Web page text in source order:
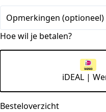
Opmerkingen (optioneel)
Hoe wil je betalen?
iDEAL |
Besteloverzicht